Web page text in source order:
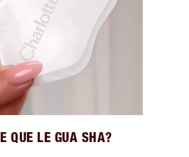
QUE LE GUA SHA?